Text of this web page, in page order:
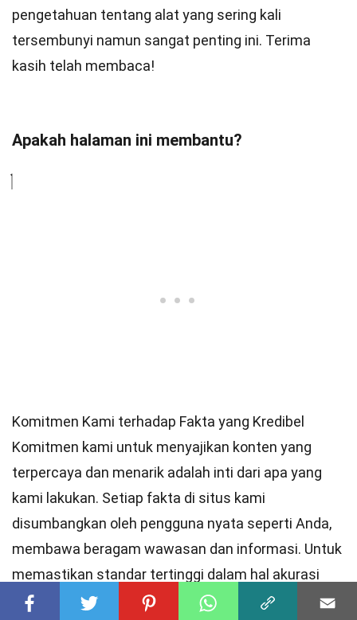
pengetahuan tentang alat yang sering kali
tersembunyi namun sangat penting ini. Terima
kasih telah membaca!
Apakah halaman ini membantu?
Komitmen Kami terhadap Fakta yang Kredibel
Komitmen kami untuk menyajikan konten yang
terpercaya dan menarik adalah inti dari apa yang
kami lakukan. Setiap fakta di situs kami
disumbangkan oleh pengguna nyata seperti Anda,
membawa beragam wawasan dan informasi. Untuk
memastikan standar tertinggi dalam hal akurasi
dan keandalan,
editorkami yang berdedikasi dengan